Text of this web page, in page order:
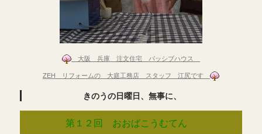
大阪 兵庫 注文住宅 パッシブハウス
ZEH リフォームの 大庭工務店 スタッフ 江尻です
きのうの日曜日、無事に、
第１２回 おおばこうむてん